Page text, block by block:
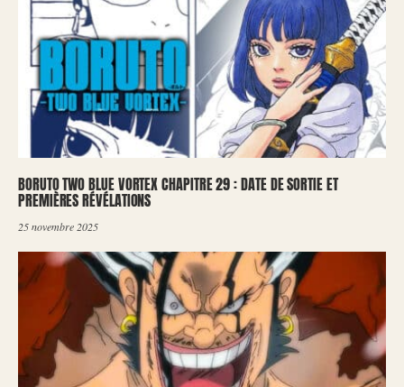
BORUTO TWO BLUE VORTEX CHAPITRE 29 : DATE DE SORTIE ET
PREMIÈRES RÉVÉLATIONS
25 novembre 2025